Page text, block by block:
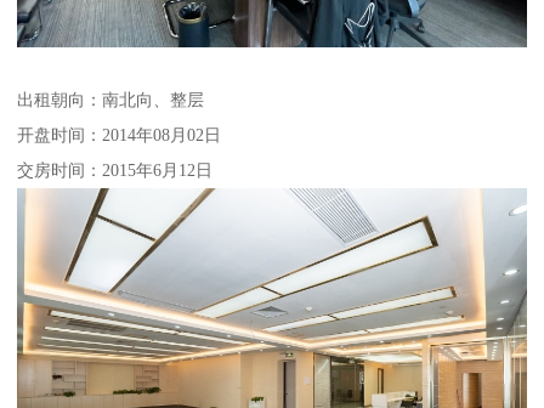
出租朝向：南北向、整层
开盘时间：2014年08月02日
交房时间：2015年6月12日